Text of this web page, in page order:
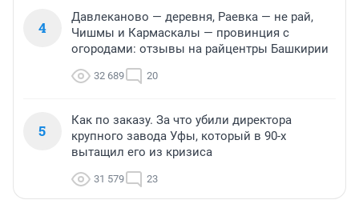
4
Давлеканово — деревня, Раевка — не рай,
Чишмы и Кармаскалы — провинция с
огородами: отзывы на райцентры Башкирии
32 689 20
5
Как по заказу. За что убили директора
крупного завода Уфы, который в 90-х
вытащил его из кризиса
31 579 23